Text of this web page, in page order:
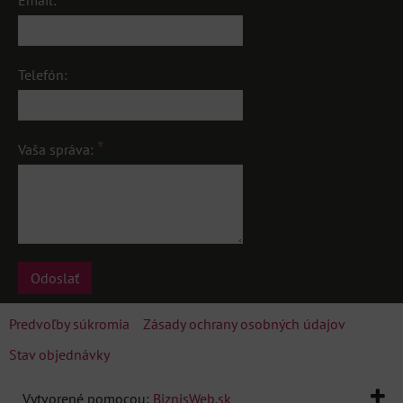
Telefón:
Vaša správa: *
Odoslať
Predvoľby súkromia
Zásady ochrany osobných údajov
Stav objednávky
Vytvorené pomocou: BiznisWeb.sk